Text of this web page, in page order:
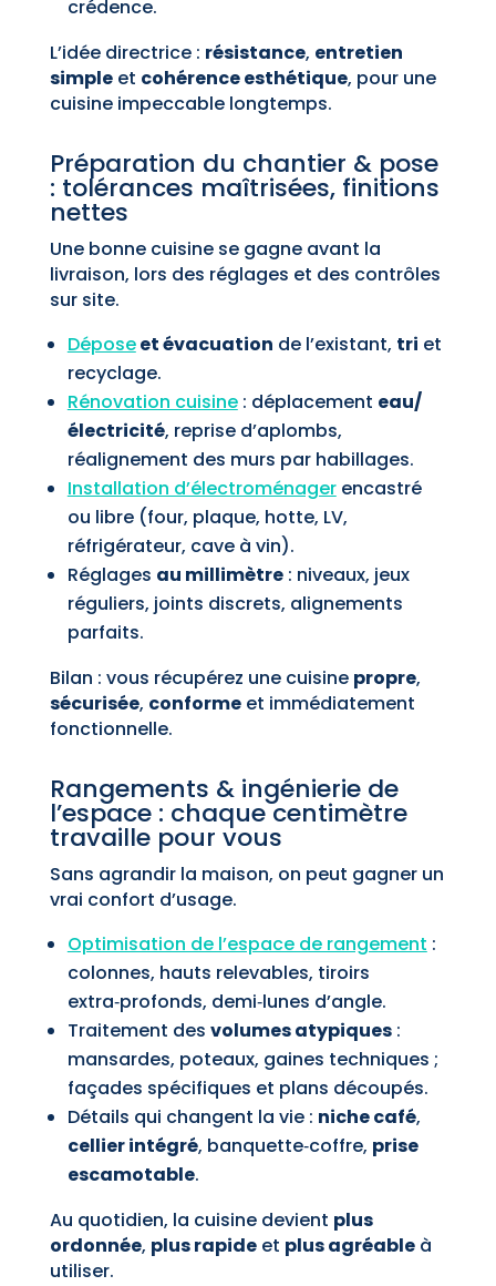
crédence.
L’idée directrice : résistance, entretien
simpleet cohérence esthétique, pour une
cuisine impeccable longtemps.
Préparation du chantier & pose
: tolérances maîtrisées, finitions
nettes
Une bonne cuisine se gagne avant la
livraison, lors des réglages et des contrôles
sur site.
Déposeet évacuation de l’existant, tri et
recyclage.
Rénovation cuisine: déplacement eau/
électricité, reprise d’aplombs,
réalignement des murs par habillages.
Installation d’électroménagerencastré
ou libre (four, plaque, hotte, LV,
réfrigérateur, cave à vin).
Réglages au millimètre: niveaux, jeux
réguliers, joints discrets, alignements
parfaits.
Bilan : vous récupérez une cuisine propre,
sécurisée, conformeet immédiatement
fonctionnelle.
Rangements & ingénierie de
l’espace : chaque centimètre
travaille pour vous
Sans agrandir la maison, on peut gagner un
vrai confort d’usage.
Optimisation de l’espace de rangement :
colonnes, hauts relevables, tiroirs
extra‑profonds, demi‑lunes d’angle.
Traitement des volumes atypiques:
mansardes, poteaux, gaines techniques ;
façades spécifiques et plans découpés.
Détails qui changent la vie : niche café,
cellier intégré, banquette‑coffre, prise
escamotable.
Au quotidien, la cuisine devient plus
ordonnée, plus rapideet plus agréableà
utiliser.